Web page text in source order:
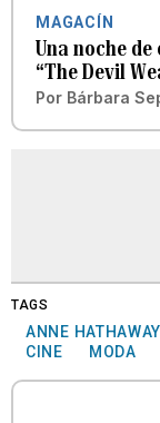
MAGACÍN
Una noche
“The Devil
Por Bárbara
TAGS
ANNE HATHAWAY
CINE
MODA